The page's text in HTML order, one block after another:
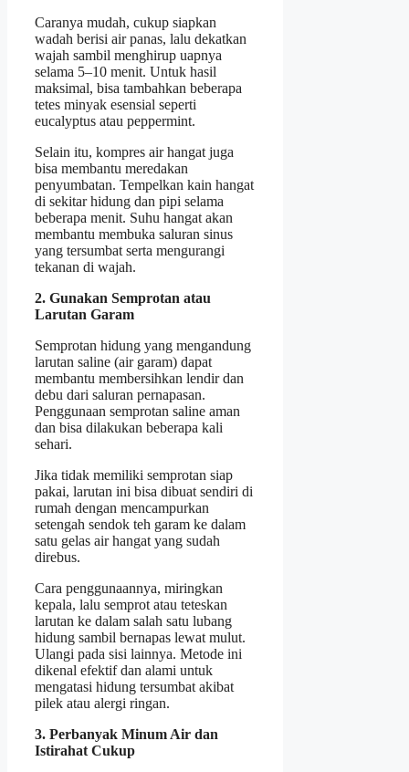
Caranya mudah, cukup siapkan
wadah berisi air panas, lalu dekatkan
wajah sambil menghirup uapnya
selama 5–10 menit. Untuk hasil
maksimal, bisa tambahkan beberapa
tetes minyak esensial seperti
eucalyptus atau peppermint.
Selain itu, kompres air hangat juga
bisa membantu meredakan
penyumbatan. Tempelkan kain hangat
di sekitar hidung dan pipi selama
beberapa menit. Suhu hangat akan
membantu membuka saluran sinus
yang tersumbat serta mengurangi
tekanan di wajah.
2. Gunakan Semprotan atau
Larutan Garam
Semprotan hidung yang mengandung
larutan saline (air garam) dapat
membantu membersihkan lendir dan
debu dari saluran pernapasan.
Penggunaan semprotan saline aman
dan bisa dilakukan beberapa kali
sehari.
Jika tidak memiliki semprotan siap
pakai, larutan ini bisa dibuat sendiri di
rumah dengan mencampurkan
setengah sendok teh garam ke dalam
satu gelas air hangat yang sudah
direbus.
Cara penggunaannya, miringkan
kepala, lalu semprot atau teteskan
larutan ke dalam salah satu lubang
hidung sambil bernapas lewat mulut.
Ulangi pada sisi lainnya. Metode ini
dikenal efektif dan alami untuk
mengatasi hidung tersumbat akibat
pilek atau alergi ringan.
3. Perbanyak Minum Air dan
Istirahat Cukup